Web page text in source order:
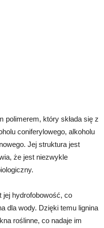
polimerem, który składa się z
coniferylowego, alkoholu
Jej struktura jest
że ​​jest niezwykle
jej hydrofobowość, co
dla wody. Dzięki temu lignina
roślinne, co nadaje im